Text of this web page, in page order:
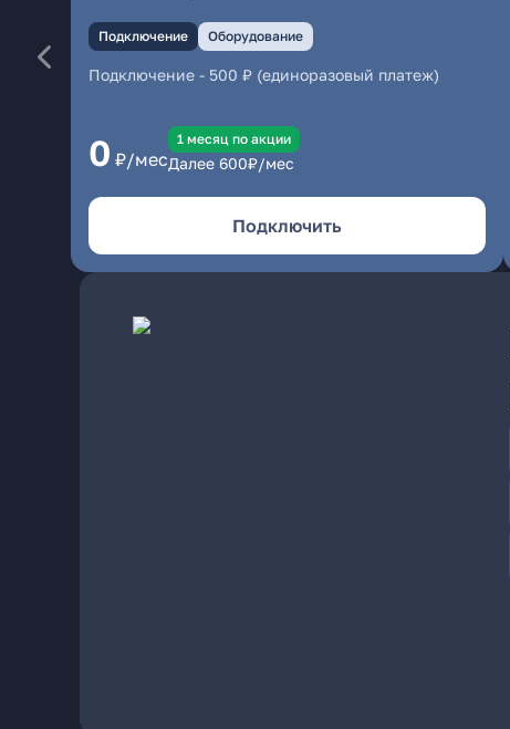
Подключение Оборудование
Подключение - 500 ₽ (единоразовый платеж)
0 ₽/мес
1 месяц по акции
Далее 600₽/мес
Подключить